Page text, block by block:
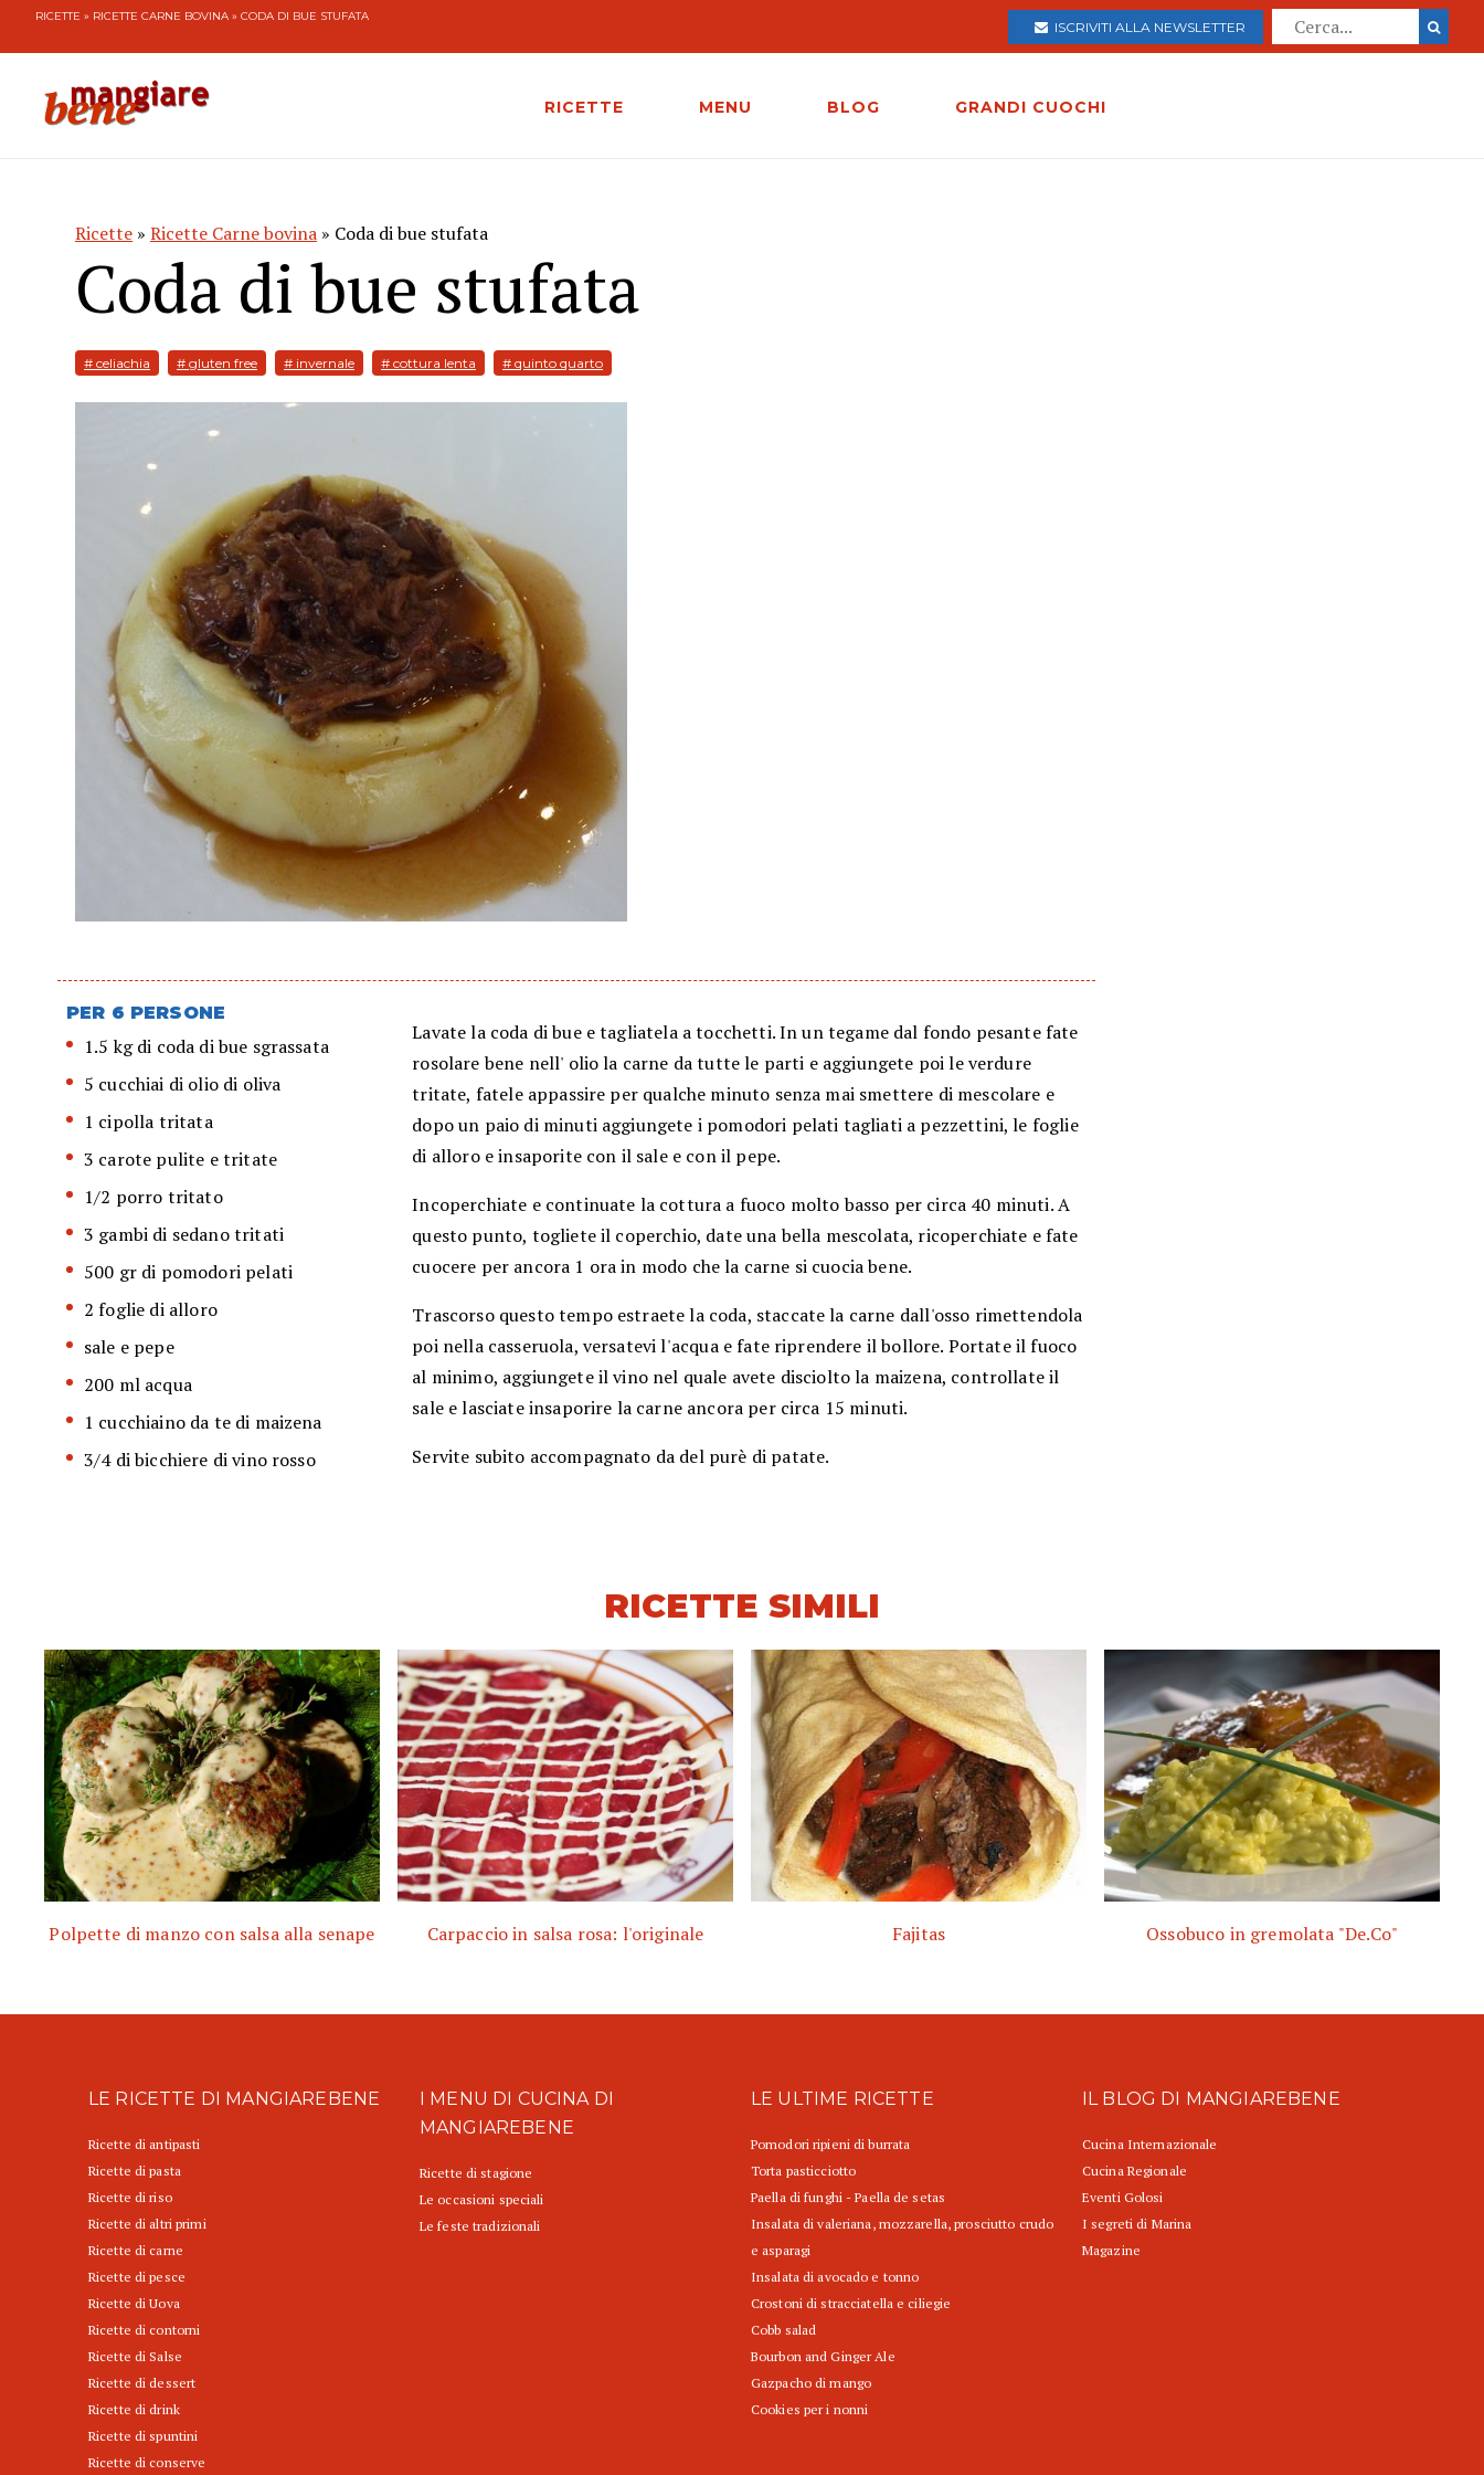
RICETTE » RICETTE CARNE BOVINA » CODA DI BUE STUFATA
ISCRIVITI ALLA NEWSLETTER
RICETTE MENU BLOG GRANDI CUOCHI
Ricette » Ricette Carne bovina » Coda di bue stufata
Coda di bue stufata
# celiachia # gluten free # invernale # cottura lenta # quinto quarto
PER 6 PERSONE
1.5 kg di coda di bue sgrassata
5 cucchiai di olio di oliva
1 cipolla tritata
3 carote pulite e tritate
1/2 porro tritato
3 gambi di sedano tritati
500 gr di pomodori pelati
2 foglie di alloro
sale e pepe
200 ml acqua
1 cucchiaino da te di maizena
3/4 di bicchiere di vino rosso
Lavate la coda di bue e tagliatela a tocchetti. In un tegame dal fondo pesante fate
rosolare bene nell' olio la carne da tutte le parti e aggiungete poi le verdure
tritate, fatele appassire per qualche minuto senza mai smettere di mescolare e
dopo un paio di minuti aggiungete i pomodori pelati tagliati a pezzettini, le foglie
di alloro e insaporite con il sale e con il pepe.
Incoperchiate e continuate la cottura a fuoco molto basso per circa 40 minuti. A
questo punto, togliete il coperchio, date una bella mescolata, ricoperchiate e fate
cuocere per ancora 1 ora in modo che la carne si cuocia bene.
Trascorso questo tempo estraete la coda, staccate la carne dall'osso rimettendola
poi nella casseruola, versatevi l'acqua e fate riprendere il bollore. Portate il fuoco
al minimo, aggiungete il vino nel quale avete disciolto la maizena, controllate il
sale e lasciate insaporire la carne ancora per circa 15 minuti.
Servite subito accompagnato da del purè di patate.
RICETTE SIMILI
Polpette di manzo con salsa alla senape Carpaccio in salsa rosa: l'originale Fajitas Ossobuco in gremolata "De.Co"
LE RICETTE DI MANGIAREBENE
Ricette di antipasti
Ricette di pasta
Ricette di riso
Ricette di altri primi
Ricette di carne
Ricette di pesce
Ricette di Uova
Ricette di contorni
Ricette di Salse
Ricette di dessert
Ricette di drink
Ricette di spuntini
Ricette di conserve
I MENU DI CUCINA DI
MANGIAREBENE
Ricette di stagione
Le occasioni speciali
Le feste tradizionali
LE ULTIME RICETTE
Pomodori ripieni di burrata
Torta pasticciotto
Paella di funghi - Paella de setas
Insalata di valeriana, mozzarella, prosciutto crudo
e asparagi
Insalata di avocado e tonno
Crostoni di stracciatella e ciliegie
Cobb salad
Bourbon and Ginger Ale
Gazpacho di mango
Cookies per i nonni
IL BLOG DI MANGIAREBENE
Cucina Internazionale
Cucina Regionale
Eventi Golosi
I segreti di Marina
Magazine